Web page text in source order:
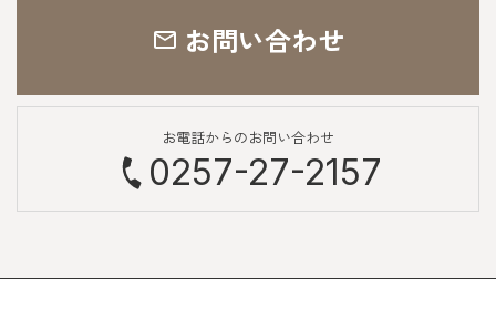
お問い合わせ
お電話からのお問い合わせ
0257-27-2157